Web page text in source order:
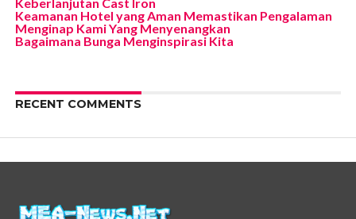
Keamanan Hotel yang Aman Memastikan Pengalaman
Menginap Kami Yang Menyenangkan
Bagaimana Bunga Menginspirasi Kita
RECENT COMMENTS